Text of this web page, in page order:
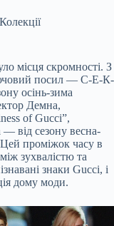
Колекції
місця скромності. З
посил — С-Е-К-
осінь-зима
Демна,
of Gucci”,
від сезону весна-
Цей проміжок часу в
зухвалістю та
знаки Gucci, і
дому моди.